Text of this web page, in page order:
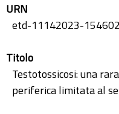
URN
etd-11142023-154602
Titolo
Testotossicosi: una
periferica limitata al